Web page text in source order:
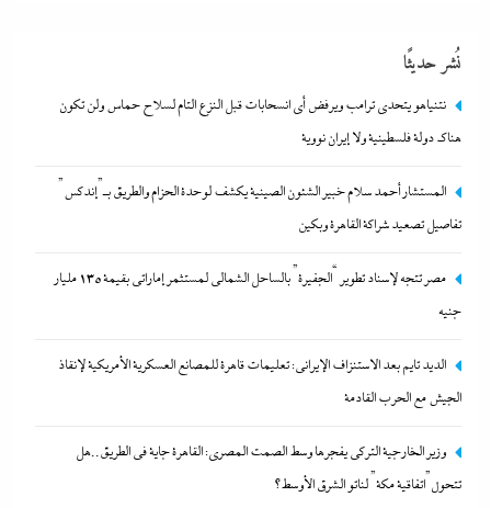
مصر تتجه لإسناد تطوير “الجفيرة” بالساحل الشمالي لمستثمر إماراتي بقيمة
135 مليار جنيه
نُشر حديثًا
نتنياهو يتحدي ترامب ويرفض أى انسحابات قبل النزع التام لسلاح حماس ولن تكون
هناك دولة فلسطينية ولا إيران نووية
المستشار أحمد سلام خبير الشئون الصينية يكشف لوحدة الحزام والطريق بـ”إندكس”
تفاصيل تصعيد شراكة القاهرة وبكين
مصر تتجه لإسناد تطوير “الجفيرة” بالساحل الشمالي لمستثمر إماراتي بقيمة 135 مليار
جنيه
الديد تايم بعد الاستنزاف الإيرانى: تعليمات قاهرة للمصانع العسكرية الأمريكية لإنقاذ
الجيش مع الحرب القادمة
وزير الخارجية التركى يفجرها وسط الصمت المصري: القاهرة جاية في الطريق..هل
تتحول”اتفاقية مكة” لناتو الشرق الأوسط؟